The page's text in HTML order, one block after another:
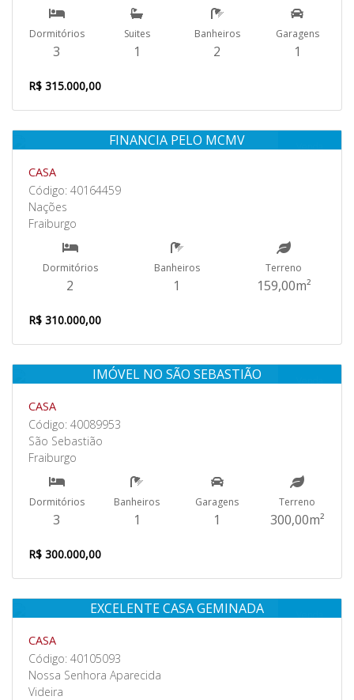
Dormitórios
3
Suites
1
Banheiros
2
Garagens
1
R$ 315.000,00
Venda
FINANCIA PELO MCMV
CASA
Código: 40164459
Nações
Fraiburgo
Dormitórios
2
Banheiros
1
Terreno
159,00m²
R$ 310.000,00
Venda
IMÓVEL NO SÃO SEBASTIÃO
CASA
Código: 40089953
São Sebastião
Fraiburgo
Dormitórios
3
Banheiros
1
Garagens
1
Terreno
300,00m²
R$ 300.000,00
Venda
EXCELENTE CASA GEMINADA
CASA
Código: 40105093
Nossa Senhora Aparecida
Videira